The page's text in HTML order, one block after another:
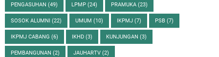
PENGASUHAN (49) LPMP (24) PRAMUKA (23)
SOSOK ALUMNI (22) UMUM (10) IKPMJ (7) PSB (7)
IKPMJ CABANG (6) IKHD (3) KUNJUNGAN (3)
PEMBANGUNAN (2) JAUHARTV (2)